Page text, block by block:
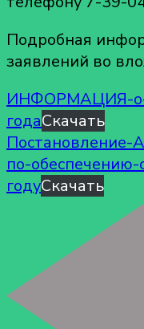
Подробная
заявлений во
ИНФОРМАЦИЯ-
годаСкачать
по-
годуСкачать